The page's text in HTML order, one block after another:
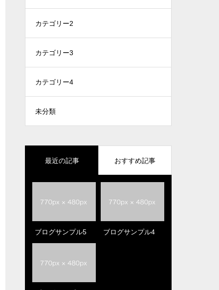
カテゴリー2
カテゴリー3
カテゴリー4
未分類
最近の記事 おすすめ記事
ブログサンプル5 ブログサンプル4
ブログサンプル1 ブログサンプル4